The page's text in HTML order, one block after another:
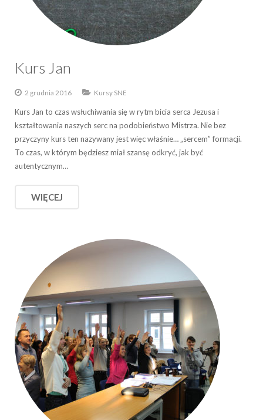
Kurs Jan
2 grudnia 2016 Kursy SNE
Kurs Jan to czas wsłuchiwania się w rytm bicia serca Jezusa i
kształtowania naszych serc na podobieństwo Mistrza. Nie bez
przyczyny kurs ten nazywany jest więc właśnie… „sercem” formacji.
To czas, w którym będziesz miał szansę odkryć, jak być
autentycznym…
WIĘCEJ